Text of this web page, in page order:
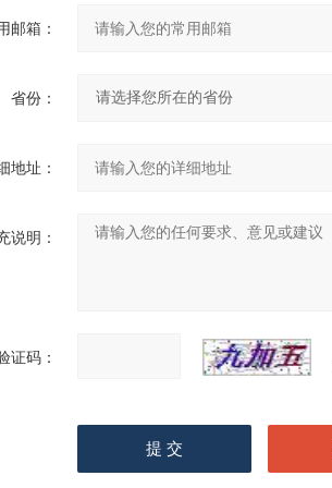
邮箱：
省份：
地址：
说明：
证码：